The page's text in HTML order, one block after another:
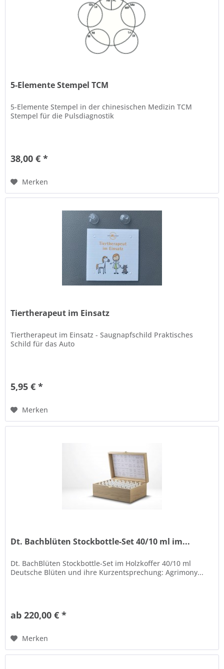
5-Elemente Stempel TCM
5-Elemente Stempel in der chinesischen Medizin TCM
Stempel für die Pulsdiagnostik
38,00 € *
Merken
Tiertherapeut im Einsatz
Tiertherapeut im Einsatz - Saugnapfschild Praktisches
Schild für das Auto
5,95 € *
Merken
Dt. Bachblüten Stockbottle-Set 40/10 ml im...
Dt. BachBlüten Stockbottle-Set im Holzkoffer 40/10 ml
Deutsche Blüten und ihre Kurzentsprechung: Agrimony...
ab 220,00 € *
Merken